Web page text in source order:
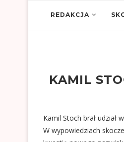
REDAKCJA
KAMIL
Kamil Stoch brał udział
W wypowiedziach